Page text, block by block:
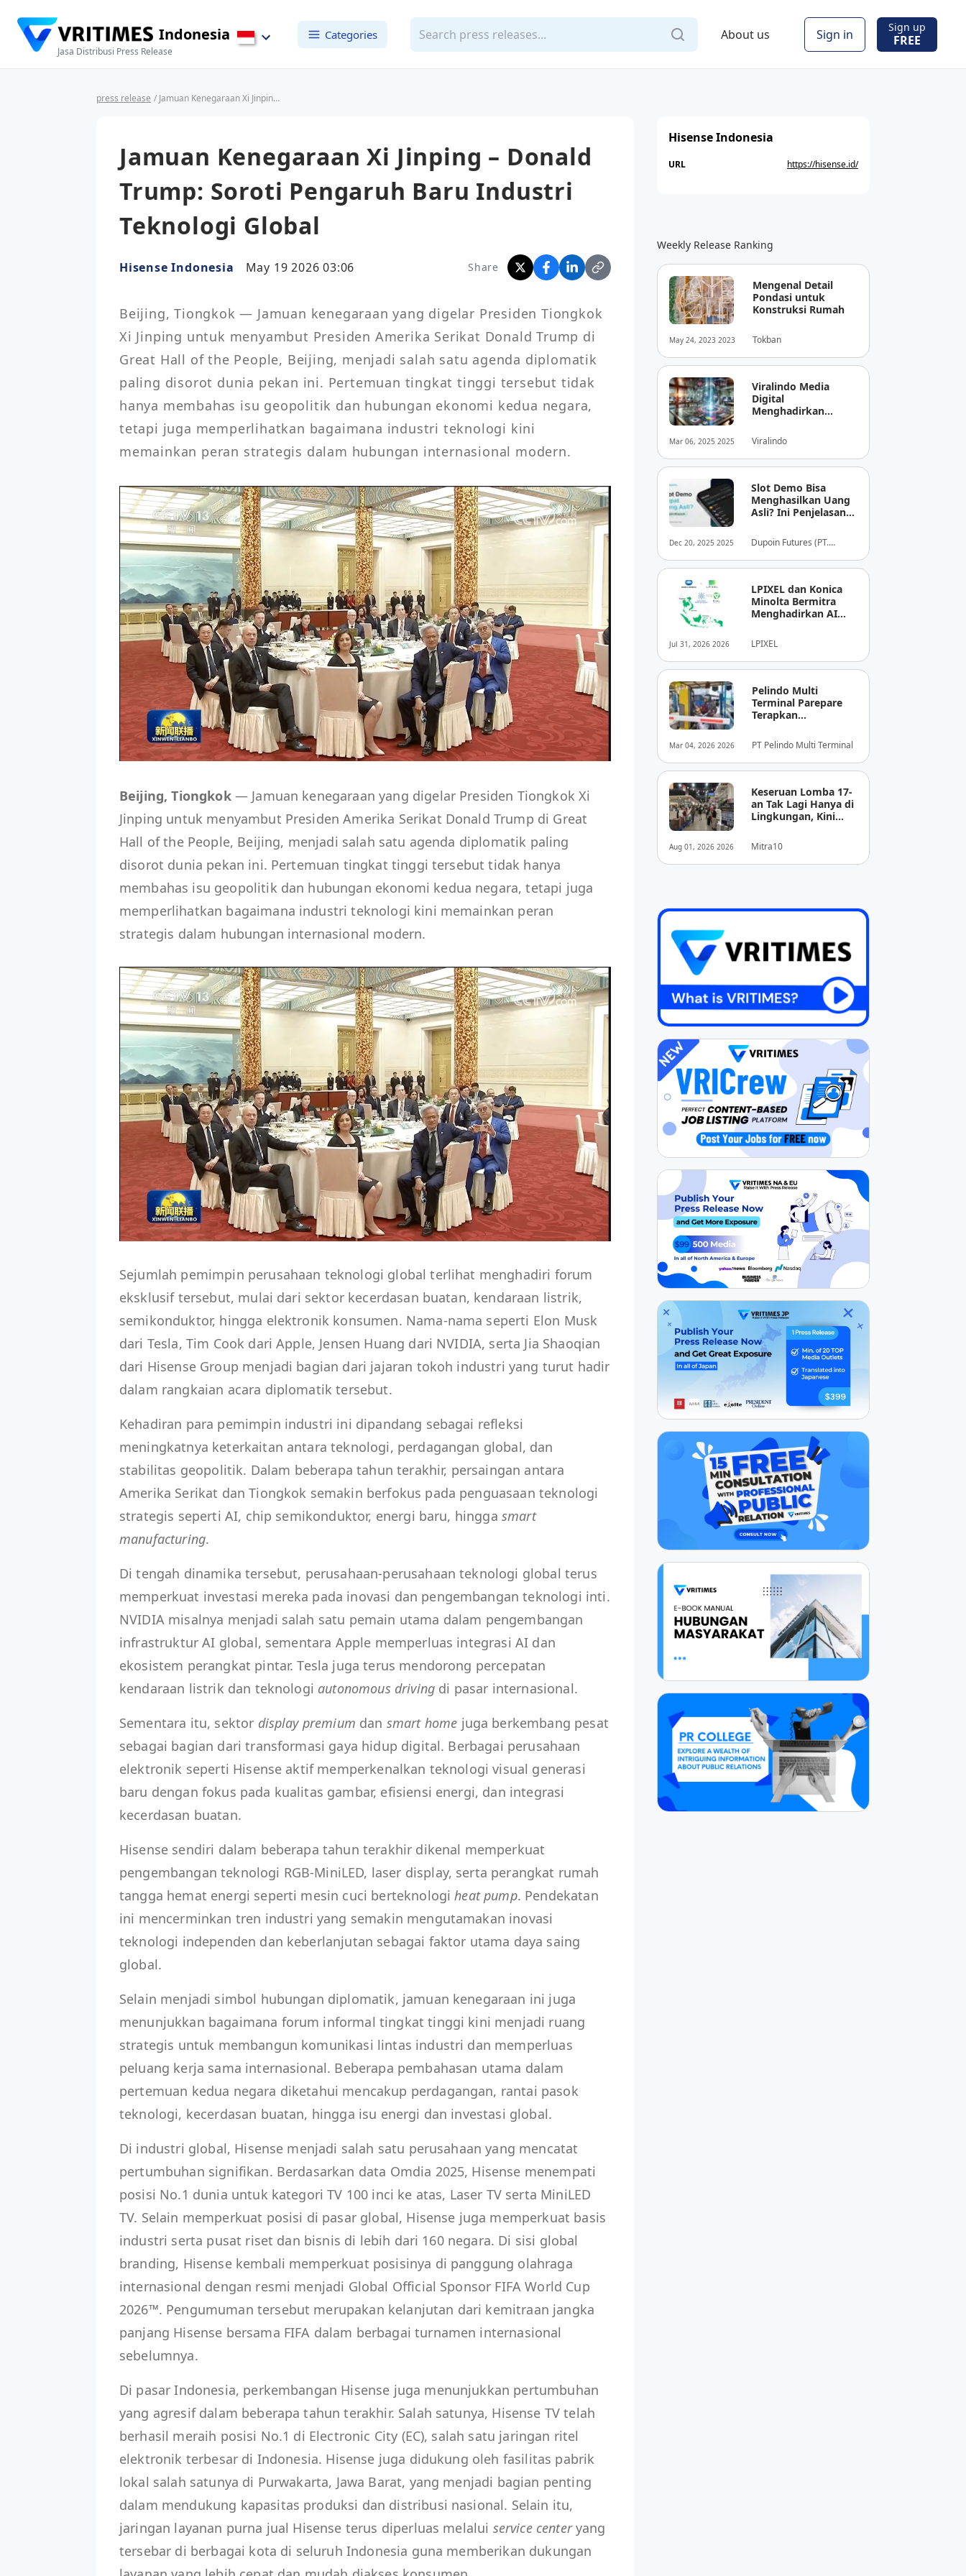
Indonesia
Jasa Distribusi Press Release
Categories About us Sign in Sign up
FREE
press release / Jamuan Kenegaraan Xi Jinping – Donald Trump: Soroti Pengaruh Baru Industri Teknologi Global
Jamuan Kenegaraan Xi Jinping – Donald
Trump: Soroti Pengaruh Baru Industri
Teknologi Global
Hisense Indonesia May 19 2026 03:06 Share
Beijing, Tiongkok — Jamuan kenegaraan yang digelar Presiden Tiongkok
Xi Jinping untuk menyambut Presiden Amerika Serikat Donald Trump di
Great Hall of the People, Beijing, menjadi salah satu agenda diplomatik
paling disorot dunia pekan ini. Pertemuan tingkat tinggi tersebut tidak
hanya membahas isu geopolitik dan hubungan ekonomi kedua negara,
tetapi juga memperlihatkan bagaimana industri teknologi kini
memainkan peran strategis dalam hubungan internasional modern.
Beijing, Tiongkok — Jamuan kenegaraan yang digelar Presiden Tiongkok Xi
Jinping untuk menyambut Presiden Amerika Serikat Donald Trump di Great
Hall of the People, Beijing, menjadi salah satu agenda diplomatik paling
disorot dunia pekan ini. Pertemuan tingkat tinggi tersebut tidak hanya
membahas isu geopolitik dan hubungan ekonomi kedua negara, tetapi juga
memperlihatkan bagaimana industri teknologi kini memainkan peran
strategis dalam hubungan internasional modern.
Sejumlah pemimpin perusahaan teknologi global terlihat menghadiri forum
eksklusif tersebut, mulai dari sektor kecerdasan buatan, kendaraan listrik,
semikonduktor, hingga elektronik konsumen. Nama-nama seperti Elon Musk
dari Tesla, Tim Cook dari Apple, Jensen Huang dari NVIDIA, serta Jia Shaoqian
dari Hisense Group menjadi bagian dari jajaran tokoh industri yang turut hadir
dalam rangkaian acara diplomatik tersebut.
Kehadiran para pemimpin industri ini dipandang sebagai refleksi
meningkatnya keterkaitan antara teknologi, perdagangan global, dan
stabilitas geopolitik. Dalam beberapa tahun terakhir, persaingan antara
Amerika Serikat dan Tiongkok semakin berfokus pada penguasaan teknologi
strategis seperti AI, chip semikonduktor, energi baru, hingga smart
manufacturing.
Di tengah dinamika tersebut, perusahaan-perusahaan teknologi global terus
memperkuat investasi mereka pada inovasi dan pengembangan teknologi inti.
NVIDIA misalnya menjadi salah satu pemain utama dalam pengembangan
infrastruktur AI global, sementara Apple memperluas integrasi AI dan
ekosistem perangkat pintar. Tesla juga terus mendorong percepatan
kendaraan listrik dan teknologi autonomous driving di pasar internasional.
Sementara itu, sektor display premium dan smart home juga berkembang pesat
sebagai bagian dari transformasi gaya hidup digital. Berbagai perusahaan
elektronik seperti Hisense aktif memperkenalkan teknologi visual generasi
baru dengan fokus pada kualitas gambar, efisiensi energi, dan integrasi
kecerdasan buatan.
Hisense sendiri dalam beberapa tahun terakhir dikenal memperkuat
pengembangan teknologi RGB-MiniLED, laser display, serta perangkat rumah
tangga hemat energi seperti mesin cuci berteknologiheat pump. Pendekatan
ini mencerminkan tren industri yang semakin mengutamakan inovasi
teknologi independen dan keberlanjutan sebagai faktor utama daya saing
global.
Selain menjadi simbol hubungan diplomatik, jamuan kenegaraan ini juga
menunjukkan bagaimana forum informal tingkat tinggi kini menjadi ruang
strategis untuk membangun komunikasi lintas industri dan memperluas
peluang kerja sama internasional. Beberapa pembahasan utama dalam
pertemuan kedua negara diketahui mencakup perdagangan, rantai pasok
teknologi, kecerdasan buatan, hingga isu energi dan investasi global.
Di industri global, Hisense menjadi salah satu perusahaan yang mencatat
pertumbuhan signifikan. Berdasarkan data Omdia 2025, Hisense menempati
posisi No.1 dunia untuk kategori TV 100 inci ke atas, Laser TV serta MiniLED
TV. Selain memperkuat posisi di pasar global, Hisense juga memperkuat basis
industri serta pusat riset dan bisnis di lebih dari 160 negara. Di sisi global
branding, Hisense kembali memperkuat posisinya di panggung olahraga
internasional dengan resmi menjadi Global Official Sponsor FIFA World Cup
2026™. Pengumuman tersebut merupakan kelanjutan dari kemitraan jangka
panjang Hisense bersama FIFA dalam berbagai turnamen internasional
sebelumnya.
Di pasar Indonesia, perkembangan Hisense juga menunjukkan pertumbuhan
yang agresif dalam beberapa tahun terakhir. Salah satunya, Hisense TV telah
berhasil meraih posisi No.1 di Electronic City (EC), salah satu jaringan ritel
elektronik terbesar di Indonesia. Hisense juga didukung oleh fasilitas pabrik
lokal salah satunya di Purwakarta, Jawa Barat, yang menjadi bagian penting
dalam mendukung kapasitas produksi dan distribusi nasional. Selain itu,
jaringan layanan purna jual Hisense terus diperluas melalui service centeryang
tersebar di berbagai kota di seluruh Indonesia guna memberikan dukungan
Hisense Indonesia
URL https://hisense.id/
Weekly Release Ranking
May 24, 2023 2023
Mengenal Detail
Pondasi untuk
Konstruksi Rumah
Tokban
Mar 06, 2025 2025
Viralindo Media
Digital
Menghadirkan
Dunia Media Digital
Indonesia
Viralindo
Dec 20, 2025 2025
Slot Demo Bisa
Menghasilkan Uang
Asli? Ini Penjelasan
Dupoin Futures (PT.
Jul 31, 2026 2026
LPIXEL dan Konica
Minolta Bermitra
Menghadirkan AI
Diagnosis Berbasis
Pencitraan Medis
“EIRL” di ASEAN
LPIXEL
Mar 04, 2026 2026
Pelindo Multi
Terminal Parepare
Terapkan
Nontunai di Pintu
Masuk Pelabuhan
Nusantara
PT Pelindo Multi Terminal
Aug 01, 2026 2026
Keseruan Lomba 17-
an Tak Lagi Hanya di
Lingkungan, Kini
Berbelanja
Mitra10